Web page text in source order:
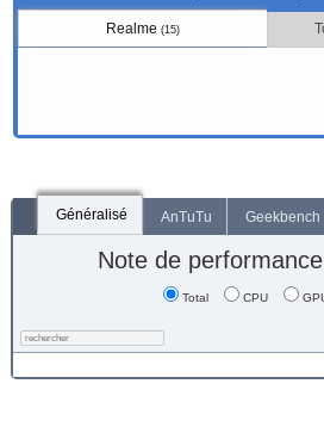
Realme(15)
Généralisé AnTuTu Geekbench
Note de
Total CPU